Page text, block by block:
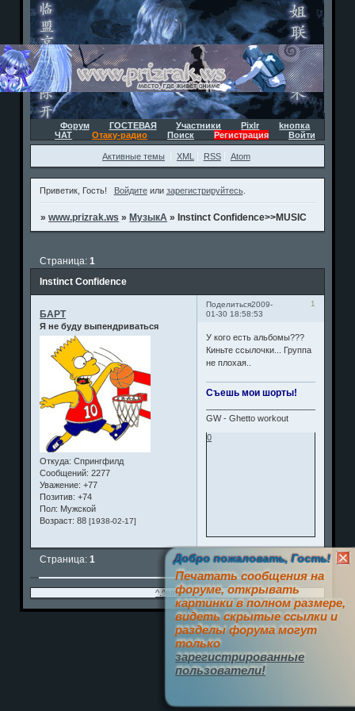
Форум ГОСТЕВАЯ Участники Pixlr
kнопка
ЧАТ
Отаку-радио Поиск Регистрация Войти
Активные темы XML RSS Atom
Приветик, Гость! Войдитеили зарегистрируйтесь.
»www.prizrak.ws » МузыкА » Instinct Confidence>>МUSIC
Instinct Confidence
Страница:1
Поделиться 1
2009-
01-30 18:58:53
БАРТ
Я не буду выпендриваться
Откуда: Спрингфилд
Сообщений: 2277
Уважение: +77
Позитив: +74
Пол: Мужской
Возраст: 88[1938-02-17]
У кого есть альбомы???
Киньте ссылочки... Группа
не плохая..
Съешь мои шорты!
GW - Ghetto workout
0
Страница:1
^.^вверх^.^
Добро пожаловать, Гость!
Печатать сообщения на
форуме, открывать
картинки в полном размере,
видеть скрытые ссылки и
разделы форума могут
только
зарегистрированные
пользователи!